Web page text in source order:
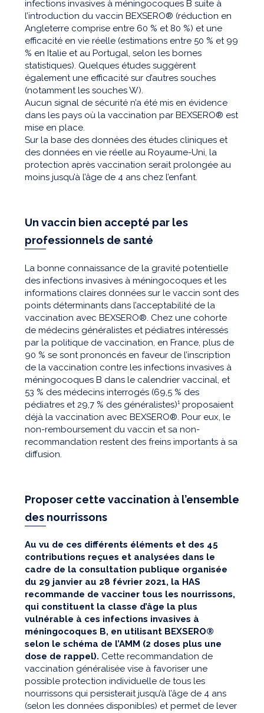
infections invasives à méningocoques B suite à
l’introduction du vaccin BEXSERO® (réduction en
Angleterre comprise entre 60 % et 80 %) et une
efficacité en vie réelle (estimations entre 50 % et 99
% en Italie et au Portugal, selon les bornes
statistiques). Quelques études suggèrent
également une efficacité sur d’autres souches
(notamment les souches W).
Aucun signal de sécurité n’a été mis en évidence
dans les pays où la vaccination par BEXSERO® est
mise en place.
Sur la base des données des études cliniques et
des données en vie réelle au Royaume-Uni, la
protection après vaccination serait prolongée au
moins jusqu’à l’âge de 4 ans chez l’enfant.
Un vaccin bien accepté par les
professionnels de santé
La bonne connaissance de la gravité potentielle
des infections invasives à méningocoques et les
informations claires données sur le vaccin sont des
points déterminants dans l’acceptabilité de la
vaccination avec BEXSERO®. Chez une cohorte
de médecins généralistes et pédiatres intéressés
par la politique de vaccination, en France, plus de
90 % se sont prononcés en faveur de l’inscription
de la vaccination contre les infections invasives à
méningocoques B dans le calendrier vaccinal, et
53 % des médecins interrogés (69,5 % des
pédiatres et 29,7 % des généralistes)¹ proposaient
déjà la vaccination avec BEXSERO®. Pour eux, le
non-remboursement du vaccin et sa non-
recommandation restent des freins importants à sa
diffusion.
Proposer cette vaccination à l’ensemble
des nourrissons
Au vu de ces différents éléments et des 45
contributions reçues et analysées dans le
cadre de la consultation publique organisée
du 29 janvier au 28 février 2021, la HAS
recommande de vacciner tous les nourrissons,
qui constituent la classe d’âge la plus
vulnérable à ces infections invasives à
méningocoques B, en utilisant BEXSERO®
selon le schéma de l’AMM (2 doses plus une
dose de rappel). Cette recommandation de
vaccination généralisée vise à favoriser une
possible protection individuelle de tous les
nourrissons qui persisterait jusqu’à l’âge de 4 ans
(selon les données disponibles) et permet de lever